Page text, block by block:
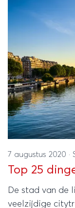
7 augustus 2020 ·
Top 25
De stad van de
veelzijdige